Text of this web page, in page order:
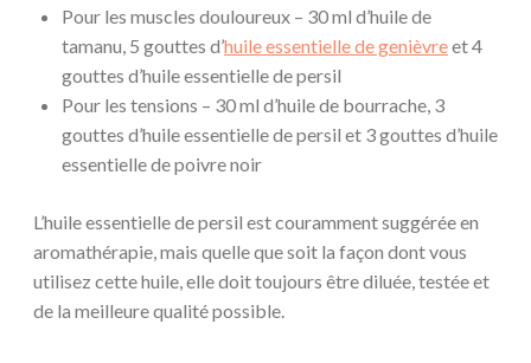
Pour les muscles douloureux – 30 ml d’huile de
tamanu, 5 gouttes d’huile essentielle de genièvreet 4
gouttes d’huile essentielle de persil
Pour les tensions – 30 ml d’huile de bourrache, 3
gouttes d’huile essentielle de persil et 3 gouttes d’huile
essentielle de poivre noir
L’huile essentielle de persil est couramment suggérée en
aromathérapie, mais quelle que soit la façon dont vous
utilisez cette huile, elle doit toujours être diluée, testée et
de la meilleure qualité possible.